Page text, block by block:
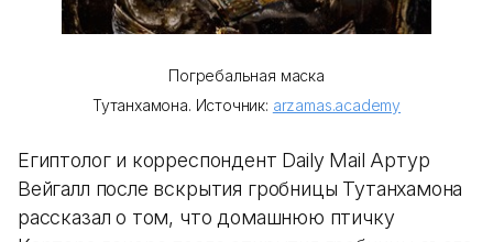
Погребальная маска
Тутанхамона. Источник: arzamas.academy
Египтолог и корреспондент Daily Mail Артур
Вейгалл после вскрытия гробницы Тутанхамона
рассказал о том, что домашнюю птичку